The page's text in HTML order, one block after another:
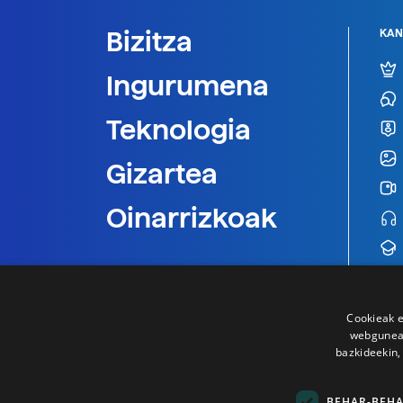
Bizitza
Ingurumena
Teknologia
Gizartea
Oinarrizkoak
Cookieak